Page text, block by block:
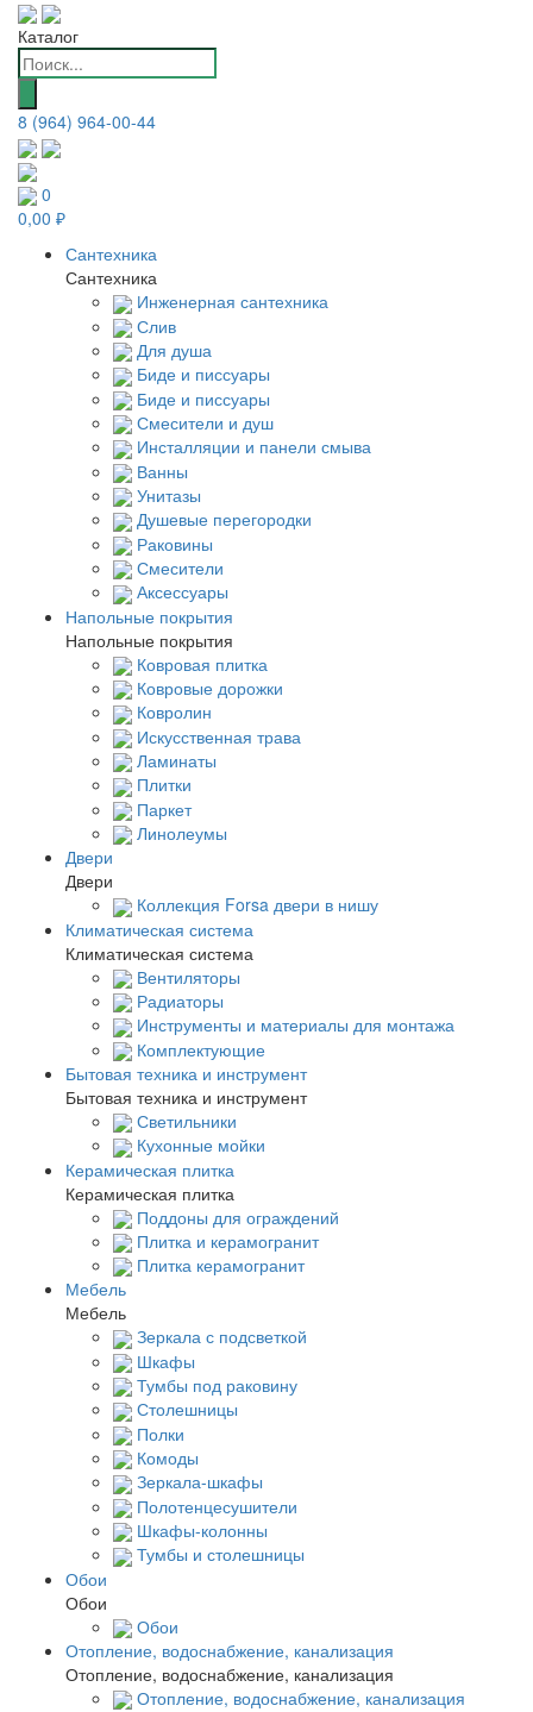
Каталог
Поиск
товаров
8 (964) 964-00-44
0
0,00 ₽
Сантехника
Сантехника
Инженерная сантехника
Слив
Для душа
Биде и писсуары
Биде и писсуары
Смесители и душ
Инсталляции и панели смыва
Ванны
Унитазы
Душевые перегородки
Раковины
Смесители
Аксессуары
Напольные покрытия
Напольные покрытия
Ковровая плитка
Ковровые дорожки
Ковролин
Искусственная трава
Ламинаты
Плитки
Паркет
Линолеумы
Двери
Двери
Коллекция Forsa двери в нишу
Климатическая система
Климатическая система
Вентиляторы
Радиаторы
Инструменты и материалы для монтажа
Комплектующие
Бытовая техника и инструмент
Бытовая техника и инструмент
Светильники
Кухонные мойки
Керамическая плитка
Керамическая плитка
Поддоны для ограждений
Плитка и керамогранит
Плитка керамогранит
Мебель
Мебель
Зеркала с подсветкой
Шкафы
Тумбы под раковину
Столешницы
Полки
Комоды
Зеркала-шкафы
Полотенцесушители
Шкафы-колонны
Тумбы и столешницы
Обои
Обои
Обои
Отопление, водоснабжение, канализация
Отопление, водоснабжение, канализация
Отопление, водоснабжение, канализация